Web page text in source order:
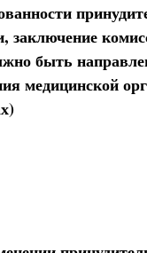
заключение
быть
медицинской